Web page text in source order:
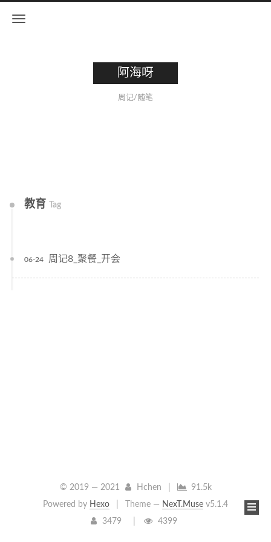
阿海呀
周记/随笔
教育 Tag
周记8_聚餐_开会
06-24
© 2019 — 2021 Hchen
91.5k
Powered by Hexo Theme — NexT.Muse v5.1.4
3479
4399